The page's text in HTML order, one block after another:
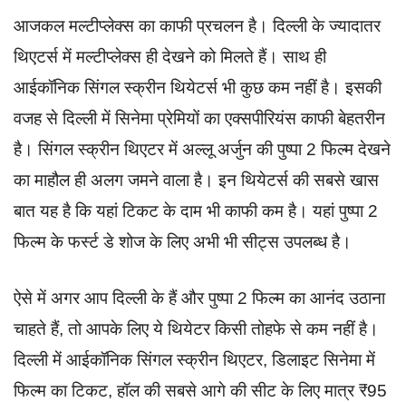
आजकल मल्टीप्लेक्स का काफी प्रचलन है। दिल्ली के ज्यादातर
थिएटर्स में मल्टीप्लेक्स ही देखने को मिलते हैं। साथ ही
आईकॉनिक सिंगल स्क्रीन थियेटर्स भी कुछ कम नहीं है। इसकी
वजह से दिल्ली में सिनेमा प्रेमियों का एक्सपीरियंस काफी बेहतरीन
है। सिंगल स्क्रीन थिएटर में अल्लू अर्जुन की पुष्पा 2 फिल्म देखने
का माहौल ही अलग जमने वाला है। इन थियेटर्स की सबसे खास
बात यह है कि यहां टिकट के दाम भी काफी कम है। यहां पुष्पा 2
फिल्म के फर्स्ट डे शोज के लिए अभी भी सीट्स उपलब्ध है।
ऐसे में अगर आप दिल्ली के हैं और पुष्पा 2 फिल्म का आनंद उठाना
चाहते हैं, तो आपके लिए ये थियेटर किसी तोहफे से कम नहीं है।
दिल्ली में आईकॉनिक सिंगल स्क्रीन थिएटर, डिलाइट सिनेमा में
फिल्म का टिकट, हॉल की सबसे आगे की सीट के लिए मात्र ₹95